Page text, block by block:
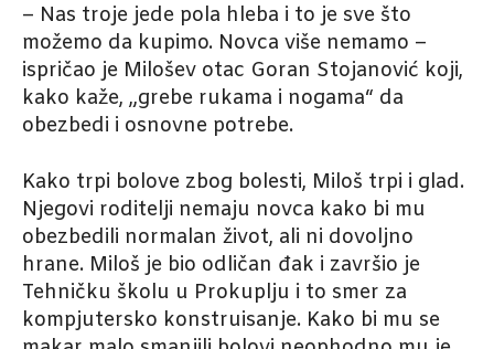
– Nas troje jede pola hleba i to je sve što
možemo da kupimo. Novca više nemamo –
ispričao je Milošev otac Goran Stojanović koji,
kako kaže, „grebe rukama i nogama“ da
obezbedi i osnovne potrebe.
Kako trpi bolove zbog bolesti, Miloš trpi i glad.
Njegovi roditelji nemaju novca kako bi mu
obezbedili normalan život, ali ni dovoljno
hrane. Miloš je bio odličan đak i završio je
Tehničku školu u Prokuplju i to smer za
kompjutersko konstruisanje. Kako bi mu se